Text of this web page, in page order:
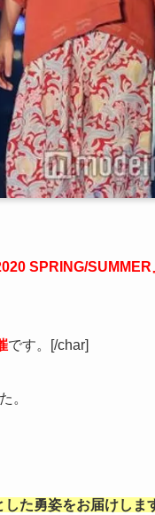
SPRING/SUMMER
です。[/char]
。
た勇姿をお届けしま